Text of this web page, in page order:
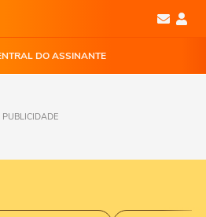
DO ASSINANTE
PUBLICIDADE